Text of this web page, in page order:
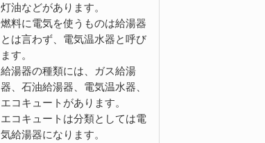
灯油などがあります。
燃料に電気を使うものは給湯器
とは言わず、電気温水器と呼び
ます。
給湯器の種類には、ガス給湯
器、石油給湯器、電気温水器、
エコキュートがあります。
エコキュートは分類としては電
気給湯器になります。